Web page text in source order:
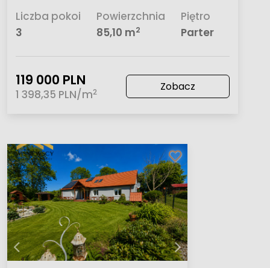
Liczba pokoi
3
Powierzchnia
85,10 m2
Piętro
Parter
119 000 PLN
1 398,35 PLN/m2 Zobacz